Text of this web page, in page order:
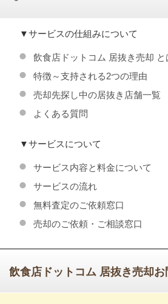
サービスの仕組みについて
飲食店ドットコム 居抜き売却 と
特徴～支持される2つの理由
売却先探し中の居抜き店舗一覧
よくある質問
サービスについて
サービス内容と料金について
サービスの流れ
無料査定のご依頼窓口
売却のご依頼・ご相談窓口
飲食店ドットコム 居抜き売却